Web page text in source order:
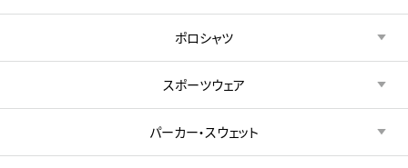
ポロシャツ
スポーツウェア
パーカー・スウェット